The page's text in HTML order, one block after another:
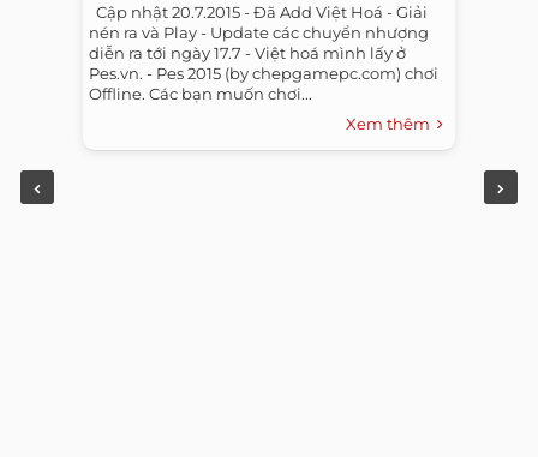
​ ​ Cập nhật 20.7.2015 - Đã Add Việt Hoá - Giải
nén ra và Play - Update các chuyển nhượng
diễn ra tới ngày 17.7 - Việt hoá mình lấy ở
Pes.vn. - Pes 2015 (by chepgamepc.com) chơi
Offline. Các bạn muốn chơi...
Xem thêm